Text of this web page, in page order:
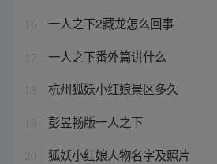
16 一人之下2藏龙怎么回事
17 一人之下番外篇讲什么
18 杭州狐妖小红娘景区多久
19 彭昱畅版一人之下
20 狐妖小红娘人物名字及照片